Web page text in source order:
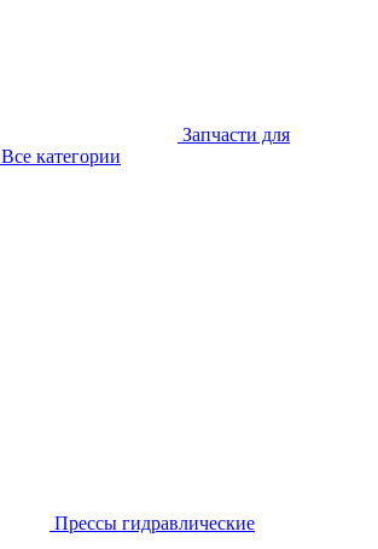
Запчасти для
Все категории
Прессы гидравлические